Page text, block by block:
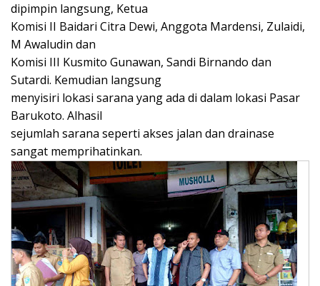
dipimpin langsung, Ketua
Komisi II Baidari Citra Dewi, Anggota Mardensi, Zulaidi,
M Awaludin dan
Komisi III Kusmito Gunawan, Sandi Birnando dan
Sutardi. Kemudian langsung
menyisiri lokasi sarana yang ada di dalam lokasi Pasar
Barukoto. Alhasil
sejumlah sarana seperti akses jalan dan drainase
sangat memprihatinkan.